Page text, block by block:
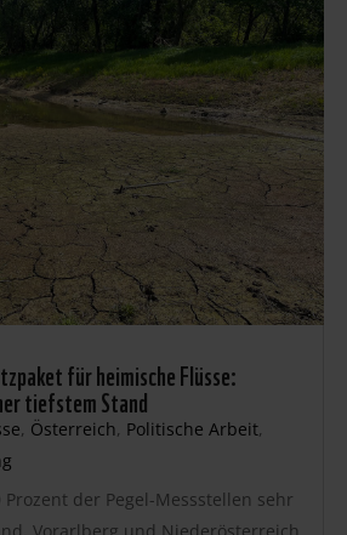
für heimische Flüsse:
tiefstem Stand
, Österreich, Politische Arbeit,
Prozent der Pegel-Messstellen sehr